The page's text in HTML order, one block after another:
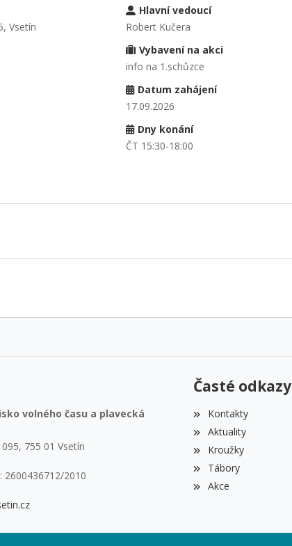
Vsetín
Hlavní vedoucí
Robert Kučera
Vybavení na akci
info na 1.schůzce
Datum zahájení
17.09.2026
Dny konání
ČT 15:30-18:00
volného času a plavecká
755 01 Vsetín
2600436712/2010
Časté odkazy
Kontakty
Aktuality
Kroužky
Tábory
Akce